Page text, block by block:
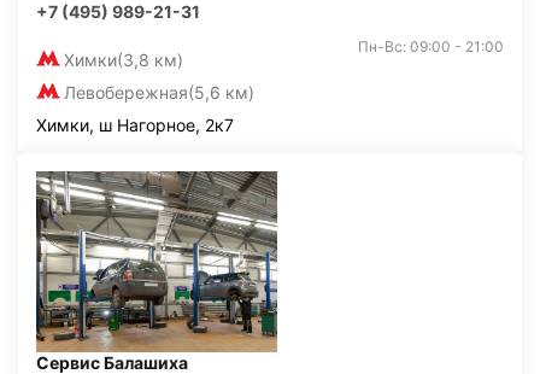
+7 (495) 989-21-31
Химки(3,8 км)
Левобережная(5,6 км)
Пн-Вс: 09:00 - 21:00
Химки, ш Нагорное, 2к7
Сервис Балашиха